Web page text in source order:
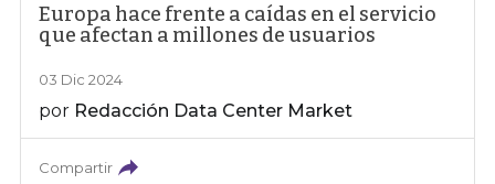
Europa hace frente a caídas en el servicio
que afectan a millones de usuarios
03 Dic 2024
por Redacción Data Center Market
Compartir